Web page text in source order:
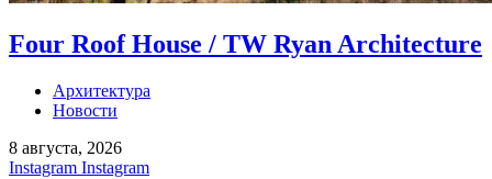
Four Roof House / TW Ryan Architecture
Архитектура
Новости
8 августа, 2026
Instagram Instagram